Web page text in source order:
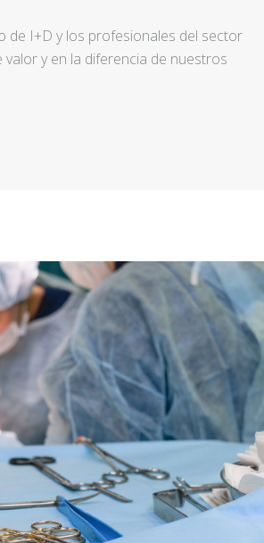
de I+D y los profesionales del sector
y en la diferencia de nuestros